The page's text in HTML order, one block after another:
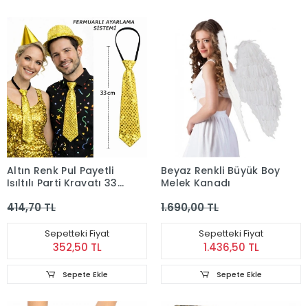
Altın Renk Pul Payetli
Işıltılı Parti Kravatı 33
414,70 TL
Sepetteki Fiyat
352,50 TL
Sepete Ekle
Beyaz Renkli Büyük Boy
Melek Kanadı
1.690,00 TL
Sepetteki Fiyat
1.436,50 TL
Sepete Ekle